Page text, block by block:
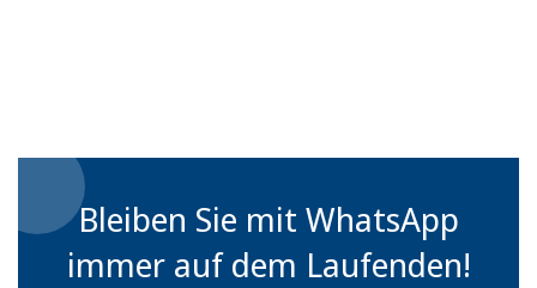
Bleiben Sie mit WhatsApp
immer auf dem Laufenden!